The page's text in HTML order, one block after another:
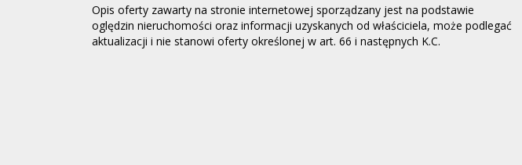
Opis oferty zawarty na stronie internetowej sporządzany jest na podstawie
oględzin nieruchomości oraz informacji uzyskanych od właściciela, może podlegać
aktualizacji i nie stanowi oferty określonej w art. 66 i następnych K.C.